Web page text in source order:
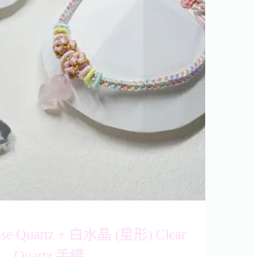
Quartz + 白水晶 (星形) Clear